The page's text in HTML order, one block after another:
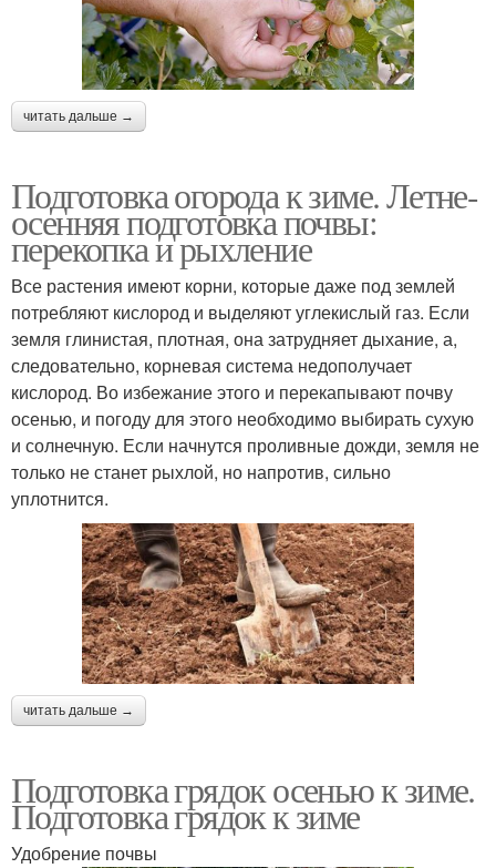
читать дальше →
Подготовка огорода к зиме. Летне-
осенняя подготовка почвы:
перекопка и рыхление
Все растения имеют корни, которые даже под землей
потребляют кислород и выделяют углекислый газ. Если
земля глинистая, плотная, она затрудняет дыхание, а,
следовательно, корневая система недополучает
кислород. Во избежание этого и перекапывают почву
осенью, и погоду для этого необходимо выбирать сухую
и солнечную. Если начнутся проливные дожди, земля не
только не станет рыхлой, но напротив, сильно
уплотнится.
читать дальше →
Подготовка грядок осенью к зиме.
Подготовка грядок к зиме
Удобрение почвы